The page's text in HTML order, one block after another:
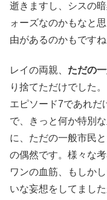
逝きますし、シスの
ォーズなのかもなと
由があるのかもですね
レイの両親、 ただの
り捨てただけでした。
エピソード7であれだ
で、きっと何か特別
に、ただの一般市民
の偶然です。様々な
ワンの血筋、もしか
いな妄想をしてまし